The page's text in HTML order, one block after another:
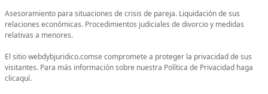
Asesoramiento para situaciones de crisis de pareja. Liquidación de sus
relaciones económicas. Procedimientos judiciales de divorcio y medidas
relativas a menores.
El sitio webdybjuridico.comse compromete a proteger la privacidad de sus
visitantes. Para más información sobre nuestra Política de Privacidad haga
clicaquí.